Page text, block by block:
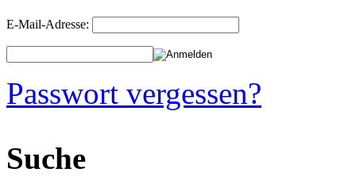
E-Mail-Adresse:
Passwort vergessen?
Suche